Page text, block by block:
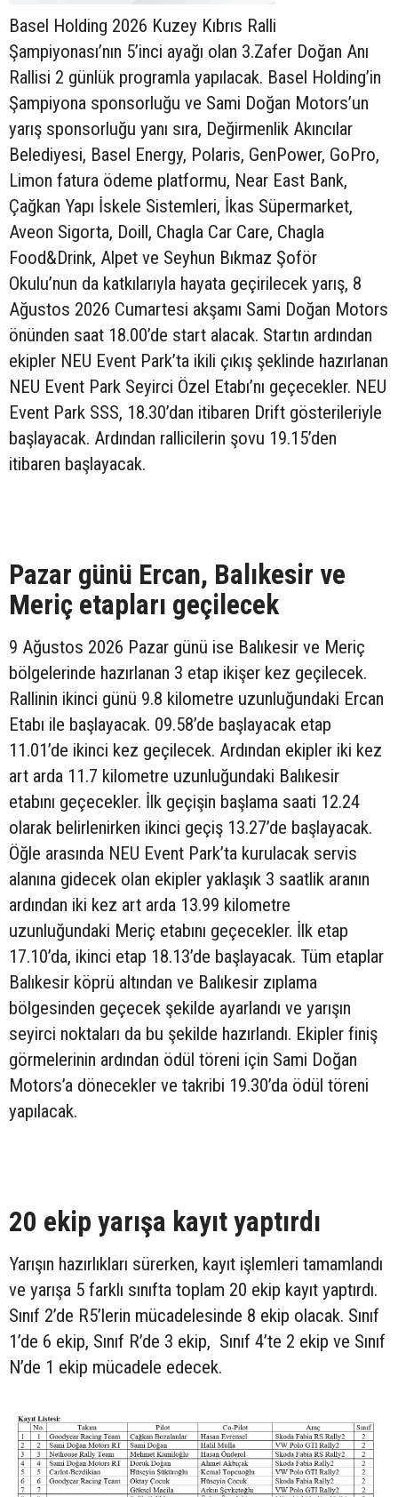
Basel Holding 2026 Kuzey Kıbrıs Ralli
Şampiyonası’nın 5’inci ayağı olan 3.Zafer Doğan Anı
Rallisi 2 günlük programla yapılacak. Basel Holding’in
Şampiyona sponsorluğu ve Sami Doğan Motors’un
yarış sponsorluğu yanı sıra, Değirmenlik Akıncılar
Belediyesi, Basel Energy, Polaris, GenPower, GoPro,
Limon fatura ödeme platformu, Near East Bank,
Çağkan Yapı İskele Sistemleri, İkas Süpermarket,
Aveon Sigorta, Doill, Chagla Car Care, Chagla
Food&Drink, Alpet ve Seyhun Bıkmaz Şoför
Okulu’nun da katkılarıyla hayata geçirilecek yarış, 8
Ağustos 2026 Cumartesi akşamı Sami Doğan Motors
önünden saat 18.00’de start alacak. Startın ardından
ekipler NEU Event Park’ta ikili çıkış şeklinde hazırlanan
NEU Event Park Seyirci Özel Etabı’nı geçecekler. NEU
Event Park SSS, 18.30’dan itibaren Drift gösterileriyle
başlayacak. Ardından rallicilerin şovu 19.15’den
itibaren başlayacak.
Pazar günü Ercan, Balıkesir ve
Meriç etapları geçilecek
9 Ağustos 2026 Pazar günü ise Balıkesir ve Meriç
bölgelerinde hazırlanan 3 etap ikişer kez geçilecek.
Rallinin ikinci günü 9.8 kilometre uzunluğundaki Ercan
Etabı ile başlayacak. 09.58’de başlayacak etap
11.01’de ikinci kez geçilecek. Ardından ekipler iki kez
art arda 11.7 kilometre uzunluğundaki Balıkesir
etabını geçecekler. İlk geçişin başlama saati 12.24
olarak belirlenirken ikinci geçiş 13.27’de başlayacak.
Öğle arasında NEU Event Park’ta kurulacak servis
alanına gidecek olan ekipler yaklaşık 3 saatlik aranın
ardından iki kez art arda 13.99 kilometre
uzunluğundaki Meriç etabını geçecekler. İlk etap
17.10’da, ikinci etap 18.13’de başlayacak. Tüm etaplar
Balıkesir köprü altından ve Balıkesir zıplama
bölgesinden geçecek şekilde ayarlandı ve yarışın
seyirci noktaları da bu şekilde hazırlandı. Ekipler finiş
görmelerinin ardından ödül töreni için Sami Doğan
Motors’a dönecekler ve takribi 19.30’da ödül töreni
yapılacak.
20 ekip yarışa kayıt yaptırdı
Yarışın hazırlıkları sürerken, kayıt işlemleri tamamlandı
ve yarışa 5 farklı sınıfta toplam 20 ekip kayıt yaptırdı.
Sınıf 2’de R5’lerin mücadelesinde 8 ekip olacak. Sınıf
1’de 6 ekip, Sınıf R’de 3 ekip, Sınıf 4’te 2 ekip ve Sınıf
N’de 1 ekip mücadele edecek.